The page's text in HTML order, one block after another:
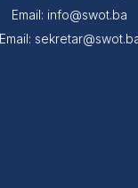
Email: info@swot.ba
Email: